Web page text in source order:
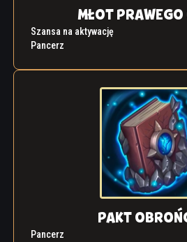
MŁOT
Szansa na aktywację
Pancerz
PAKT
Pancerz